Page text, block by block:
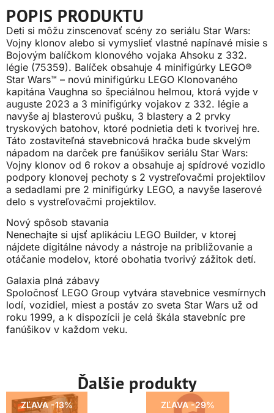
POPIS PRODUKTU
Deti si môžu zinscenovať scény zo seriálu Star Wars:
Vojny klonov alebo si vymyslieť vlastné napínavé misie s
Bojovým balíčkom klonového vojaka Ahsoku z 332.
légie (75359). Balíček obsahuje 4 minifigúrky LEGO®
Star Wars™ – novú minifigúrku LEGO Klonovaného
kapitána Vaughna so špeciálnou helmou, ktorá vyjde v
auguste 2023 a 3 minifigúrky vojakov z 332. légie a
navyše aj blasterovú pušku, 3 blastery a 2 prvky
tryskových batohov, ktoré podnietia deti k tvorivej hre.
Táto zostaviteľná stavebnicová hračka bude skvelým
nápadom na darček pre fanúšikov seriálu Star Wars:
Vojny klonov od 6 rokov a obsahuje aj spídrové vozidlo
podpory klonovej pechoty s 2 vystreľovačmi projektilov
a sedadlami pre 2 minifigúrky LEGO, a navyše laserové
delo s vystreľovačmi projektilov.
Nový spôsob stavania
Nenechajte si ujsť aplikáciu LEGO Builder, v ktorej
nájdete digitálne návody a nástroje na približovanie a
otáčanie modelov, ktoré obohatia tvorivý zážitok detí.
Galaxia plná zábavy
Spoločnosť LEGO Group vytvára stavebnice vesmírnych
lodí, vozidiel, miest a postáv zo sveta Star Wars už od
roku 1999, a k dispozícii je celá škála stavebníc pre
fanúšikov v každom veku.
Ďalšie produkty
ZĽAVA -13% ZĽAVA -29%